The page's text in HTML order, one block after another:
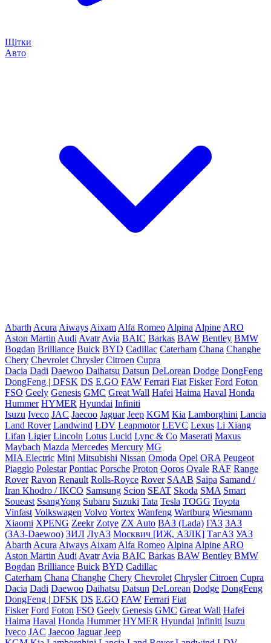
Щітки
Авто
Abarth Acura Aiways Aixam Alfa Romeo Alpina Alpine ARO
Aston Martin Audi Avatr Avia BAIC Barkas BAW Bentley BMW
Bogdan Brilliance Buick BYD Cadillac Caterham Chana Changhe
Chery Chevrolet Chrysler Citroen Cupra
Dacia Dadi Daewoo Daihatsu Datsun DeLorean Dodge DongFeng
DongFeng | DFSK DS E.GO FAW Ferrari Fiat Fisker Ford Foton
FSO Geely Genesis GMC Great Wall Hafei Haima Haval Honda
Hummer HYMER Hyundai Infiniti
Isuzu Iveco JAC Jaecoo Jaguar Jeep KGM Kia Lamborghini Lancia
Land Rover Landwind LDV Leapmotor LEVC Lexus Li Xiang
Lifan Ligier Lincoln Lotus Lucid Lync & Co Maserati Maxus
Maybach Mazda Mercedes Mercury MG
MIA Electric Mini Mitsubishi Nissan Omoda Opel ORA Peugeot
Piaggio Polestar Pontiac Porsche Proton Qoros Qvale RAF Range
Rover Ravon Renault Rolls-Royce Rover SAAB Saipa Samand /
Iran Khodro / IKCO Samsung Scion SEAT Skoda SMA Smart
Soueast SsangYong Subaru Suzuki Tata Tesla TOGG Toyota
Vinfast Volkswagen Volvo Vortex Wanfeng Wartburg Wiesmann
Xiaomi XPENG Zeekr Zotye ZX Auto ВАЗ (Lada) ГАЗ ЗАЗ
(ЗАЗ-Daewoo) ЗИЛ ЛуАЗ Москвич [ИЖ, АЗЛК] ТагАЗ УАЗ
Abarth Acura Aiways Aixam Alfa Romeo Alpina Alpine ARO
Aston Martin Audi Avatr Avia BAIC Barkas BAW Bentley BMW
Bogdan Brilliance Buick BYD Cadillac
Caterham Chana Changhe Chery Chevrolet Chrysler Citroen Cupra
Dacia Dadi Daewoo Daihatsu Datsun DeLorean Dodge DongFeng
DongFeng | DFSK DS E.GO FAW Ferrari Fiat
Fisker Ford Foton FSO Geely Genesis GMC Great Wall Hafei
Haima Haval Honda Hummer HYMER Hyundai Infiniti Isuzu
Iveco JAC Jaecoo Jaguar Jeep